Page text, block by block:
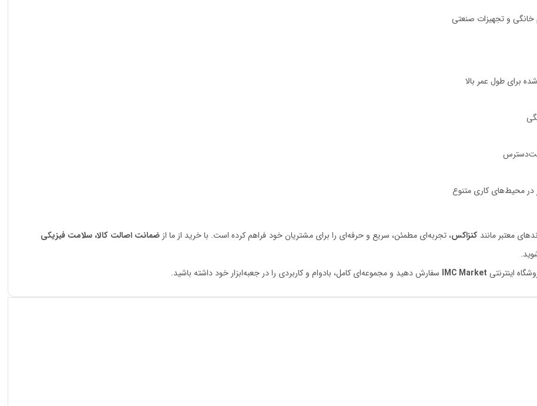
خانگی و تجهیزات صنعتی
برای طول عمر بالا
در محیط‌های کاری متنوع
معتبر مانندکنزاکس، تجربه‌ای مطمئن، سریع و حرفه‌ای را برای مشتریان خود فراهم کرده است. با خرید از ما ازضمانت اصالت کالا، سلامت فیزیکی
IMC Market سفارش دهید و مجموعه‌ای کامل، بادوام و کاربردی را در جعبه‌ابزار خود داشته باشید.